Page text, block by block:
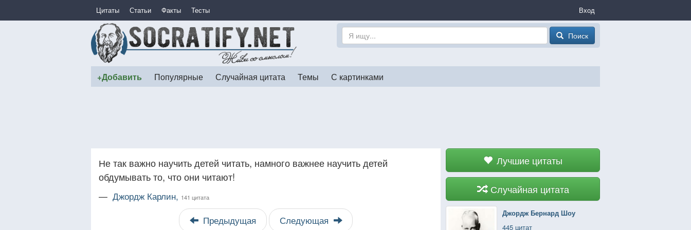
Цитаты Статьи Факты Тесты Вход
Поиск
+Добавить Популярные Случайная цитата Темы С картинками
Лучшие цитаты
Случайная цитата
Джордж Бернард Шоу
445 цитат
Не так важно научить детей читать, намного важнее научить детей
обдумывать то, что они читают!
— Джордж Карлин, 141 цитата
Предыдущая Следующая